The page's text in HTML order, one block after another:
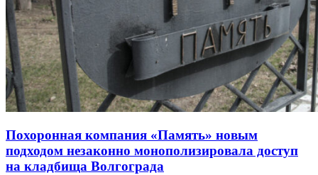
Похоронная компания «Память» новым
подходом незаконно монополизировала доступ
на кладбища Волгограда